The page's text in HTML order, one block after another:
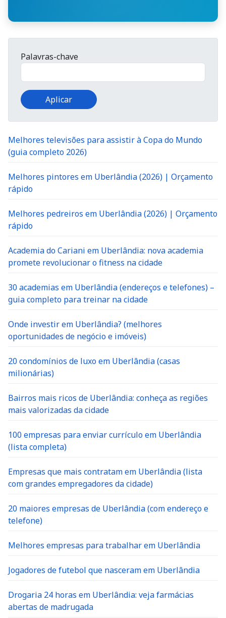
Palavras-chave
Melhores televisões para assistir à Copa do Mundo
(guia completo 2026)
Melhores pintores em Uberlândia (2026) | Orçamento
rápido
Melhores pedreiros em Uberlândia (2026) | Orçamento
rápido
Academia do Cariani em Uberlândia: nova academia
promete revolucionar o fitness na cidade
30 academias em Uberlândia (endereços e telefones) –
guia completo para treinar na cidade
Onde investir em Uberlândia? (melhores
oportunidades de negócio e imóveis)
20 condomínios de luxo em Uberlândia (casas
milionárias)
Bairros mais ricos de Uberlândia: conheça as regiões
mais valorizadas da cidade
100 empresas para enviar currículo em Uberlândia
(lista completa)
Empresas que mais contratam em Uberlândia (lista
com grandes empregadores da cidade)
20 maiores empresas de Uberlândia (com endereço e
telefone)
Melhores empresas para trabalhar em Uberlândia
Jogadores de futebol que nasceram em Uberlândia
Drogaria 24 horas em Uberlândia: veja farmácias
abertas de madrugada